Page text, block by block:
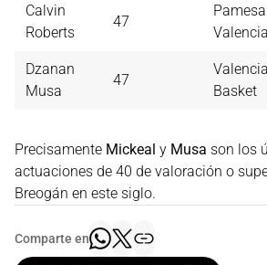
Calvin
Roberts
47
Pamesa
Valencia
Dzanan
Musa
47
Valencia
Basket
Precisamente Mickeal y Musa son los
actuaciones de 40 de valoración o
Breogán en este siglo.
Comparte en